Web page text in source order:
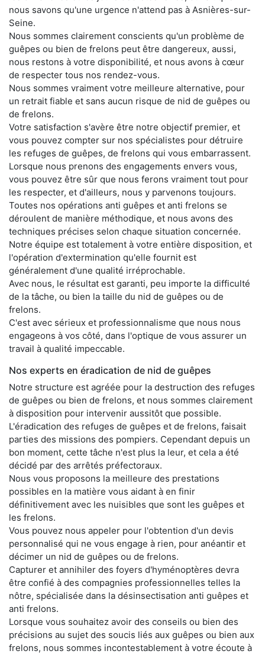
nous savons qu'une urgence n'attend pas à Asnières-sur-
Seine.
Nous sommes clairement conscients qu'un problème de
guêpes ou bien de frelons peut être dangereux, aussi,
nous restons à votre disponibilité, et nous avons à cœur
de respecter tous nos rendez-vous.
Nous sommes vraiment votre meilleure alternative, pour
un retrait fiable et sans aucun risque de nid de guêpes ou
de frelons.
Votre satisfaction s'avère être notre objectif premier, et
vous pouvez compter sur nos spécialistes pour détruire
les refuges de guêpes, de frelons qui vous embarrassent.
Lorsque nous prenons des engagements envers vous,
vous pouvez être sûr que nous ferons vraiment tout pour
les respecter, et d'ailleurs, nous y parvenons toujours.
Toutes nos opérations anti guêpes et anti frelons se
déroulent de manière méthodique, et nous avons des
techniques précises selon chaque situation concernée.
Notre équipe est totalement à votre entière disposition, et
l'opération d'extermination qu'elle fournit est
généralement d'une qualité irréprochable.
Avec nous, le résultat est garanti, peu importe la difficulté
de la tâche, ou bien la taille du nid de guêpes ou de
frelons.
C'est avec sérieux et professionnalisme que nous nous
engageons à vos côté, dans l'optique de vous assurer un
travail à qualité impeccable.
Nos experts en éradication de nid de guêpes
Notre structure est agréée pour la destruction des refuges
de guêpes ou bien de frelons, et nous sommes clairement
à disposition pour intervenir aussitôt que possible.
L'éradication des refuges de guêpes et de frelons, faisait
parties des missions des pompiers. Cependant depuis un
bon moment, cette tâche n'est plus la leur, et cela a été
décidé par des arrêtés préfectoraux.
Nous vous proposons la meilleure des prestations
possibles en la matière vous aidant à en finir
définitivement avec les nuisibles que sont les guêpes et
les frelons.
Vous pouvez nous appeler pour l'obtention d'un devis
personnalisé qui ne vous engage à rien, pour anéantir et
décimer un nid de guêpes ou de frelons.
Capturer et annihiler des foyers d'hyménoptères devra
être confié à des compagnies professionnelles telles la
nôtre, spécialisée dans la désinsectisation anti guêpes et
anti frelons.
Lorsque vous souhaitez avoir des conseils ou bien des
précisions au sujet des soucis liés aux guêpes ou bien aux
frelons, nous sommes incontestablement à votre écoute à